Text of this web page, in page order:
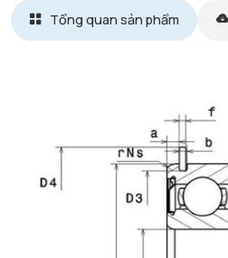
Tổng quan sản phẩm